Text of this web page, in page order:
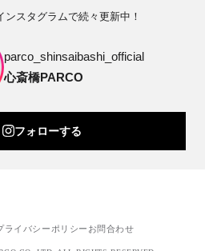
ンスタグラムで続々更新中！
parco_shinsaibashi_official
心斎橋PARCO
フォローする
ライバシーポリシー お問合わせ